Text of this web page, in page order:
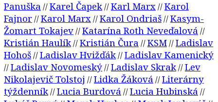
Panuška //Karel Čapek//Karl Marx //Karol
Fajnor//Karol Marx //Karol Ondriaš//Kasym-
Žomart Tokajev//Katarína Roth Neveďalová //
Kristián Haulík//Kristián Čura //KSM//Ladislav
Hohoš//Ladislav Hvižďák//Ladislav Kamenický
//Ladislav Novomeský//Ladislav Skrak//Lev
Nikolajevič Tolstoj //Lidka Žáková //Literárny
týždenník//Lucia Burdová //Lucia Hubinská //